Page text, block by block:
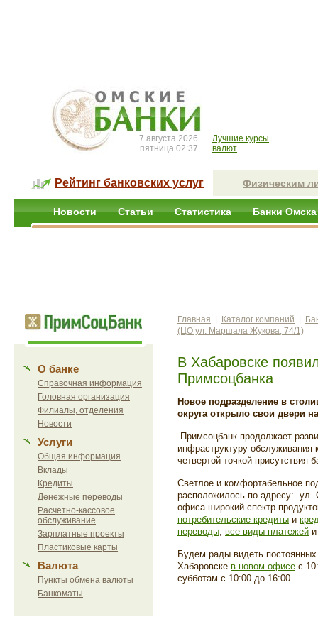
7 августа 2026
пятница 02:37
Лучшие курсы
валют
Рейтинг банковских услуг Физическим
Новости Статьи Статистика Банки Омска
О банке
Справочная информация
Головная организация
Филиалы, отделения
Новости
Услуги
Общая информация
Вклады
Кредиты
Денежные переводы
Расчетно-кассовое
обслуживание
Зарплатные проекты
Пластиковые карты
Валюта
Пункты обмена валюты
Банкоматы
Главная Каталог компаний
(ЦО ул. Маршала Жукова, 74/1)
В Хабаровске
Примсоцбанка
Новое подразделение в
округа открыло свои двери
Примсоцбанк продолжает
инфраструктуру
четвертой точкой присутствия
Светлое и комфортабельное
расположилось по адресу: ул.
офиса широкий спектр
потребительские кредиты и
переводы, все виды платежей
Будем рады видеть
Хабаровске в новом офисе с
субботам с 10:00 до 16:00.